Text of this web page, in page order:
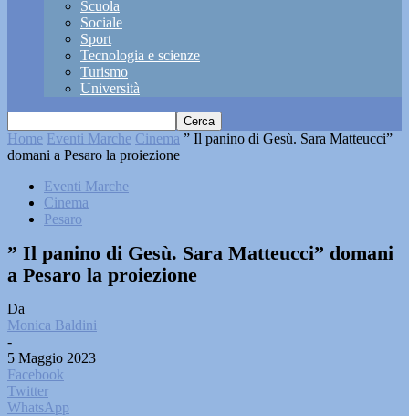
Scuola
Sociale
Sport
Tecnologia e scienze
Turismo
Università
Home Eventi Marche Cinema ” Il panino di Gesù. Sara Matteucci”
domani a Pesaro la proiezione
Eventi Marche
Cinema
Pesaro
” Il panino di Gesù. Sara Matteucci” domani
a Pesaro la proiezione
Da
Monica Baldini
-
5 Maggio 2023
Facebook
Twitter
WhatsApp